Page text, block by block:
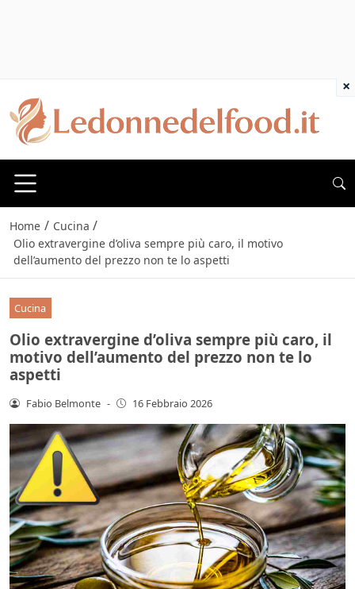
Home / Cucina /
Olio extravergine d’oliva sempre più caro, il motivo
dell’aumento del prezzo non te lo aspetti
Cucina
Olio extravergine d’oliva sempre più caro, il
motivo dell’aumento del prezzo non te lo
aspetti
Fabio Belmonte - 16 Febbraio 2026
×